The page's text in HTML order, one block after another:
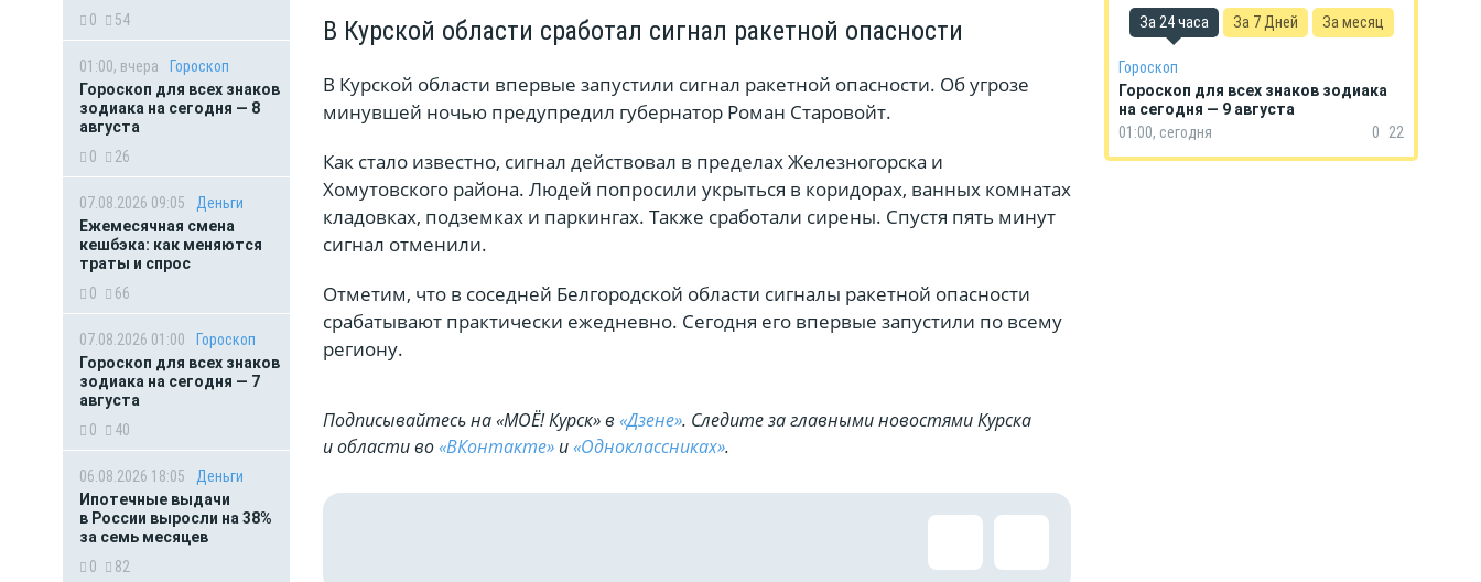
0
54
01:00, вчера
Гороскоп
Гороскоп для всех знаков
зодиака на сегодня — 8
августа
0
26
07.08.2026 09:05
Деньги
Ежемесячная смена
кешбэка: как меняются
траты и спрос
0
66
07.08.2026 01:00
Гороскоп
Гороскоп для всех знаков
зодиака на сегодня — 7
августа
0
40
06.08.2026 18:05
Деньги
Ипотечные выдачи
в России выросли на 38%
за семь месяцев
0
82
В Курской области сработал сигнал ракетной опасности
В Курской области впервые запустили сигнал ракетной опасности. Об угрозе
минувшей ночью предупредил губернатор Роман Старовойт.
Как стало известно, сигнал действовал в пределах Железногорска и
Хомутовского района. Людей попросили укрыться в коридорах, ванных комнатах
кладовках, подземках и паркингах. Также сработали сирены. Спустя пять минут
сигнал отменили.
Отметим, что в соседней Белгородской области сигналы ракетной опасности
срабатывают практически ежедневно. Сегодня его впервые запустили по всему
региону.
Подписывайтесь на «МОЁ! Курск» в «Дзене». Cледите за главными новостями Курска
и области во«ВКонтакте» и«Одноклассниках».
За 24 часа За 7 Дней За месяц
Гороскоп
Гороскоп для всех знаков зодиака
на сегодня — 9 августа
01:00, сегодня
0 22